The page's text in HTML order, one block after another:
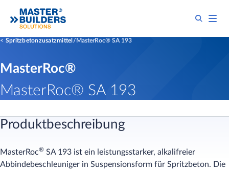
Spritzbetonzusatzmittel MasterRoc® SA 193
MasterRoc®
MasterRoc® SA 193
Produktbeschreibung
MasterRoc® SA 193 ist ein leistungsstarker, alkalifreier
Abbindebeschleuniger in Suspensionsform für Spritzbeton. Die